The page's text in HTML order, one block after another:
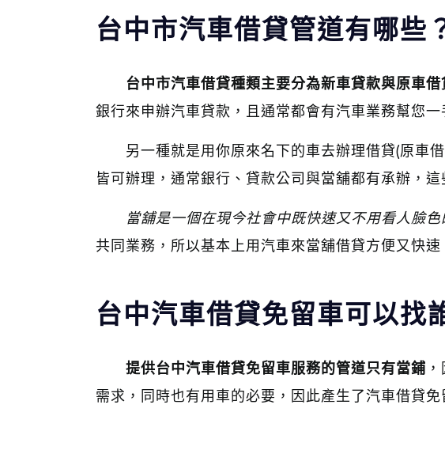
台中市汽車借貸管道有哪些
台中市汽車借貸種類主要分為新車貸款與原車借
銀行來申辦汽車貸款，且通常都會有汽車業務幫您
另一種就是用你原來名下的車去辦理借貸(原車
皆可辦理，通常銀行、貸款公司與當舖都有承辦，
當舖是一個在現今社會中既快速又不用看人臉
共同業務，所以基本上用汽車來當舖借貸方便又快速
台中汽車借貸免留車可以找
提供台中汽車借貸免留車服務的管道只有當鋪
需求，同時也有用車的必要，因此產生了汽車借貸免